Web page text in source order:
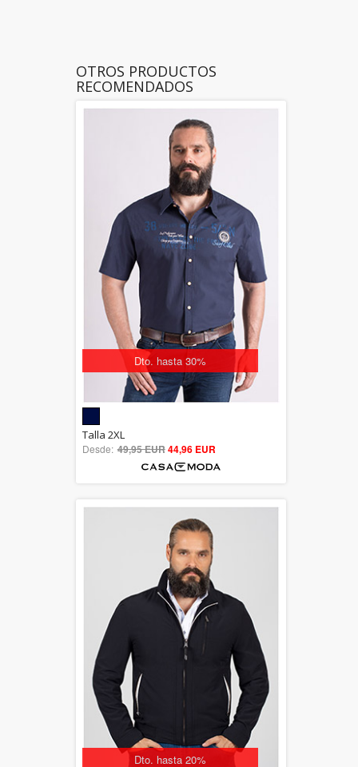
OTROS PRODUCTOS
RECOMENDADOS
Dto. hasta 30%
out of 5
Talla 2XL
Desde: 49,95 EUR44,96 EUR
Dto. hasta 20%